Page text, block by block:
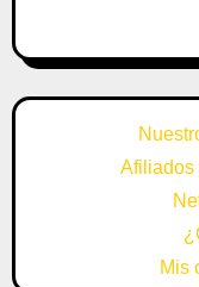
Afiliados
Mis